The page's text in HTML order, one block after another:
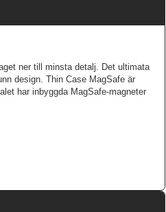
ner till minsta detalj. Det ultimata
design. Thin Case MagSafe är
har inbyggda MagSafe-magneter